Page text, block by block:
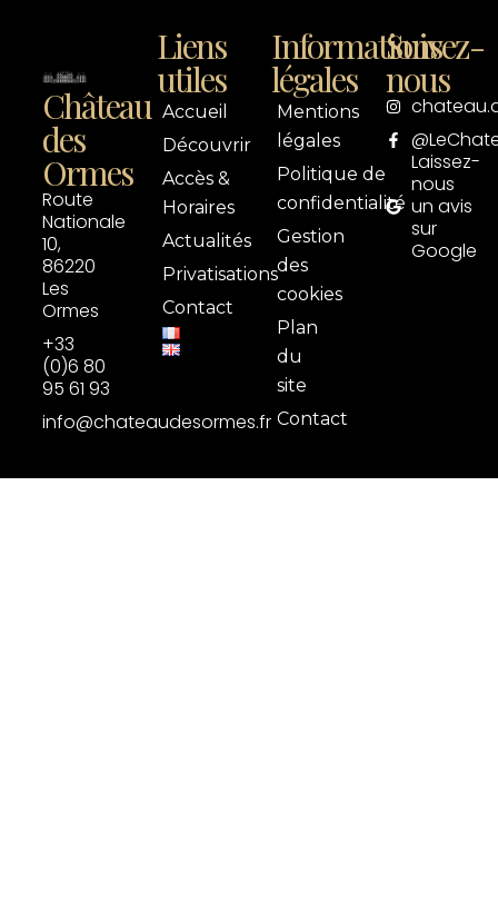
Château
des
Ormes
Route
Nationale
10,
86220
Les
Ormes
+33
(0)6 80
95 61 93
info@chateaudesormes.fr
Liens
utiles
Accueil
Découvrir
Accès &
Horaires
Actualités
Privatisations
Contact
Informations
légales
Mentions
légales
Politique de
confidentialité
Gestion
des
cookies
Plan
du
site
Contact
Suivez-
nous
Laissez-
nous
un avis
sur
Google